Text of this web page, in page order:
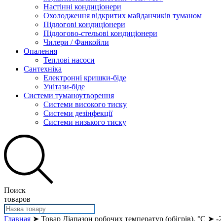
Настінні кондиціонери
Охолодження відкритих майданчиків туманом
Підлогові кондиціонери
Підлогово-стельові кондиціонери
Чилери / Фанкойли
Опалення
Теплові насоси
Сантехніка
Електронні кришки-біде
Унітази-біде
Системи туманоутворення
Системи високого тиску
Системи дезінфекції
Системи низького тиску
Поиск
товаров
Главная ➤ Товар Діапазон робочих температур (обігрів), °С ➤ -